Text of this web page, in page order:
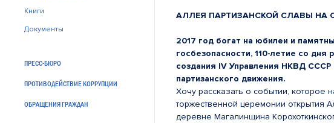
Книги
Документы
ПРЕСС-БЮРО
ПРОТИВОДЕЙСТВИЕ КОРРУПЦИИ
ОБРАЩЕНИЯ ГРАЖДАН
АЛЛЕЯ ПАРТИЗАНСКОЙ СЛАВЫ НА
2017 год богат на юбилеи и
госбезопасности, 110-летие со
создания IV Управления НКВД
партизанского движения.
Хочу рассказать о событии, которое
торжественной церемонии открытия
деревне Магалинщина